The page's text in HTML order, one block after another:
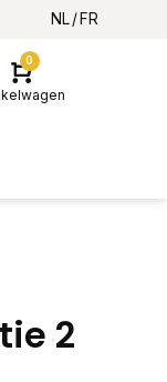
NL FR
0
2